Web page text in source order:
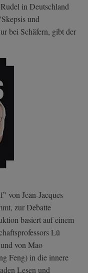
in Deutschland
und
bei Schäfern, gibt der
von Jean-Jacques
zur Debatte
basiert auf einem
Lü
von Mao
Feng) in die innere
Lesen und